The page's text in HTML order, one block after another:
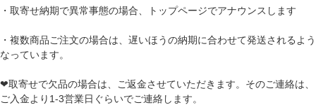
・取寄せ納期で異常事態の場合、トップページでアナウンスします
・複数商品ご注文の場合は、遅いほうの納期に合わせて発送されるよう
なっています。
❤取寄せで欠品の場合は、ご返金させていただきます。そのご連絡は、
ご入金より1-3営業日ぐらいでご連絡します。